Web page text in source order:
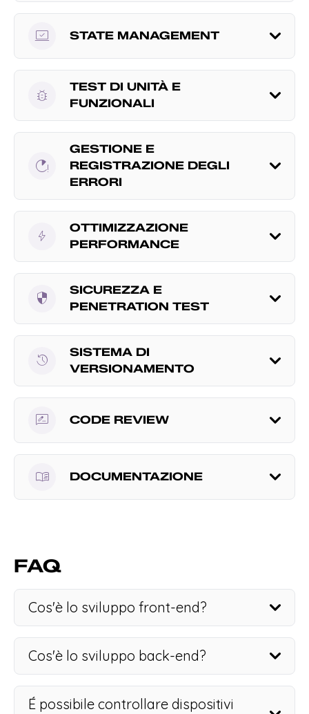
sync_saved_locally STATE MANAGEMENT
bug_report
TEST DI UNITÀ E
FUNZIONALI
running_with_errors
GESTIONE E
REGISTRAZIONE DEGLI
ERRORI
bolt
OTTIMIZZAZIONE
PERFORMANCE
security
SICUREZZA E
PENETRATION TEST
history
SISTEMA DI
VERSIONAMENTO
rate_review CODE REVIEW
menu_book DOCUMENTAZIONE
FAQ
Cos'è lo sviluppo front-end?
Cos'è lo sviluppo back-end?
É possibile controllare dispositivi